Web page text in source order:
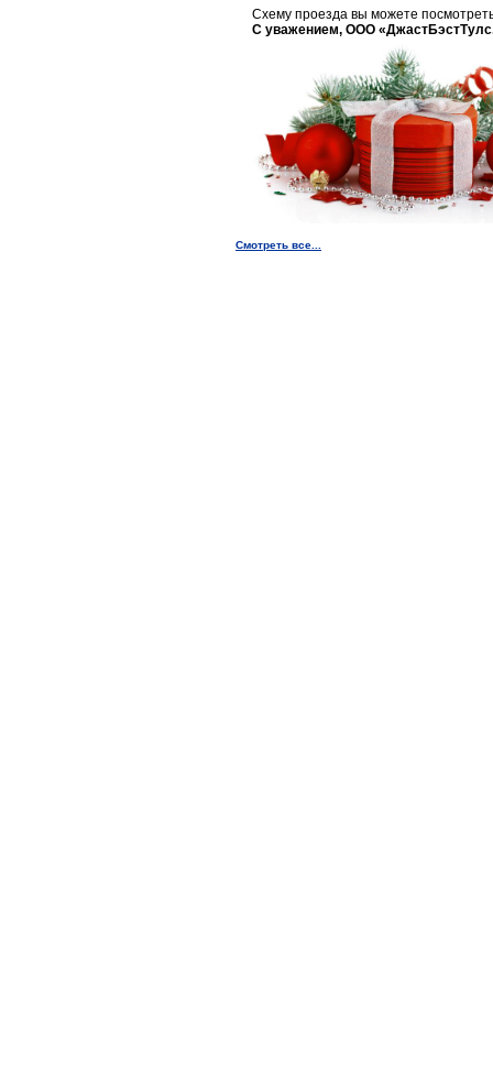
Схему проезда вы можете
С уважением, ООО
Смотреть все...